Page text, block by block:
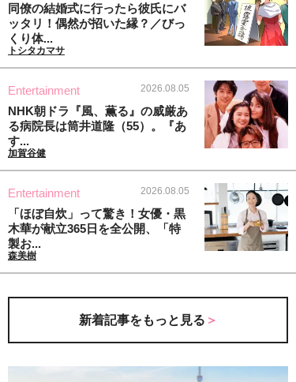
同僚の結婚式に行ったら彼氏にバ
ッタリ！偶然が招いた縁？／びっ
くり体...
トシタカマサ
Entertainment 2026.08.05
NHK朝ドラ『風、薫る』の威厳あ
る病院長は筒井道隆（55）。『あ
す...
加賀谷健
Entertainment 2026.08.05
「ほぼ自炊」って驚き！女優・黒
木華が献立365日を全公開、「特
製お...
森美樹
新着記事をもっと見る